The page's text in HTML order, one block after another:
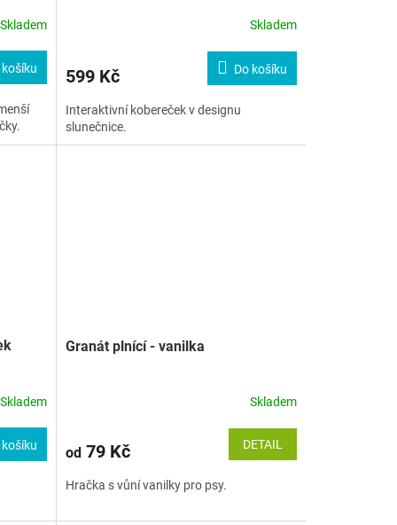
Skladem
košíku
Skladem
599 Kč Do košíku
Interaktivní kobereček v designu
slunečnice.
Skladem
košíku
Granát plnící - vanilka
Skladem
od79 Kč DETAIL
Hračka s vůní vanilky pro psy.